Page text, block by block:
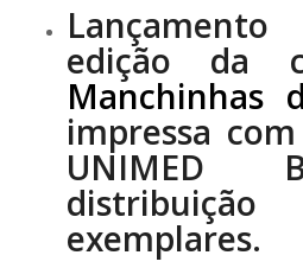
edição da
Manchinhas
impressa
UNIMED
exemplares.